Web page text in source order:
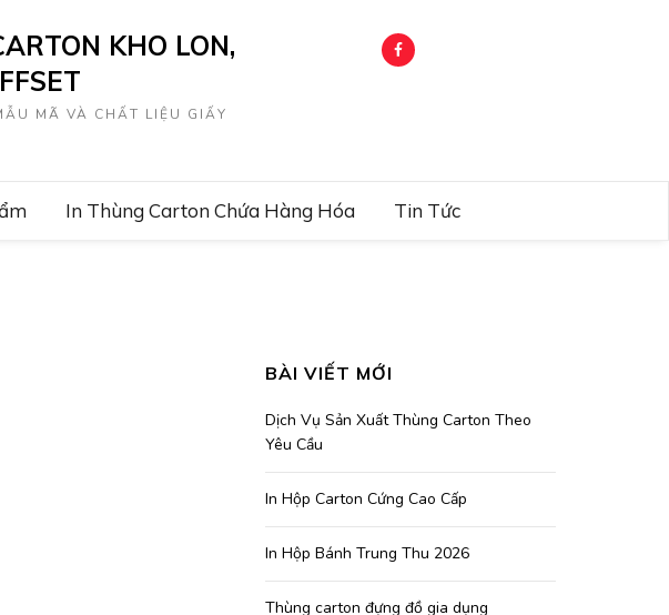
KHO LON,
MÃ VÀ CHẤT LIỆU GIẤY
In Thùng Carton Chứa Hàng Hóa Tin Tức
BÀI VIẾT MỚI
Dịch Vụ Sản Xuất Thùng Carton Theo
Yêu Cầu
In Hộp Carton Cứng Cao Cấp
In Hộp Bánh Trung Thu 2026
Thùng carton đựng đồ gia dụng